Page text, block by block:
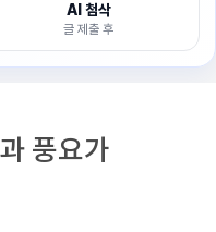
AI 첨삭
글 제출 후
풍요가